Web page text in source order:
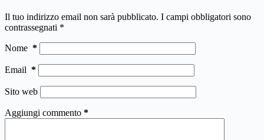
Il tuo indirizzo email non sarà pubblicato. I campi obbligatori sono
contrassegnati *
Nome *
Email *
Sito web
Aggiungi commento *